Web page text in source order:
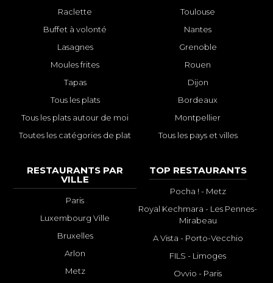
Raclette
Buffet à volonté
Lasagnes
Moules frites
Tapas
Tous les plats
Tous les plats autour de moi
Toutes les catégories de plat
Toulouse
Nantes
Grenoble
Rouen
Dijon
Bordeaux
Montpellier
Tous les pays et villes
RESTAURANTS PAR
VILLE
Paris
Luxembourg Ville
Bruxelles
Arlon
Metz
TOP RESTAURANTS
Pocha ! - Metz
Royal Kechmara - Les Pennes-
Mirabeau
A Vista - Porto-Vecchio
FILS - Limoges
Ovvio - Paris